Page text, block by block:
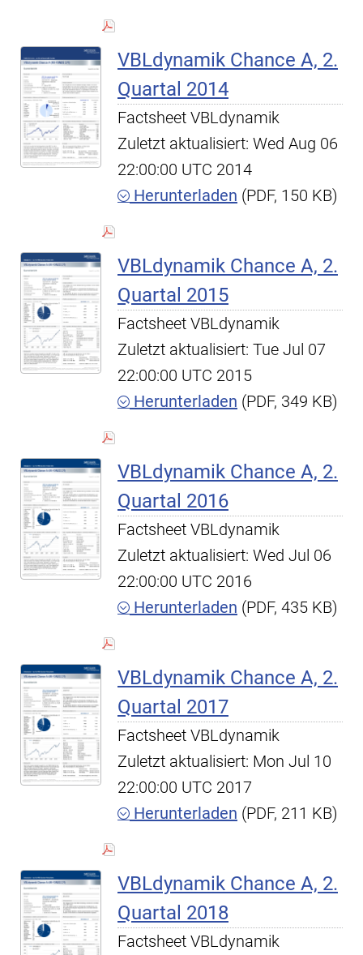
VBLdynamik Chance A, 2.
Quartal 2014
Factsheet VBLdynamik
Zuletzt aktualisiert: Wed Aug 06
22:00:00 UTC 2014
Herunterladen (PDF, 150 KB)
VBLdynamik Chance A, 2.
Quartal 2015
Factsheet VBLdynamik
Zuletzt aktualisiert: Tue Jul 07
22:00:00 UTC 2015
Herunterladen (PDF, 349 KB)
VBLdynamik Chance A, 2.
Quartal 2016
Factsheet VBLdynamik
Zuletzt aktualisiert: Wed Jul 06
22:00:00 UTC 2016
Herunterladen (PDF, 435 KB)
VBLdynamik Chance A, 2.
Quartal 2017
Factsheet VBLdynamik
Zuletzt aktualisiert: Mon Jul 10
22:00:00 UTC 2017
Herunterladen (PDF, 211 KB)
VBLdynamik Chance A, 2.
Quartal 2018
Factsheet VBLdynamik